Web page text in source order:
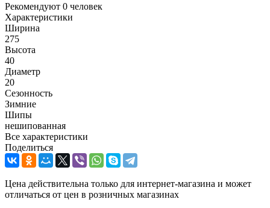
Рекомендуют 0 человек
Характеристики
Ширина
275
Высота
40
Диаметр
20
Сезонность
Зимние
Шипы
нешипованная
Все характеристики
Поделиться
Цена действительна только для интернет-магазина и может
отличаться от цен в розничных магазинах